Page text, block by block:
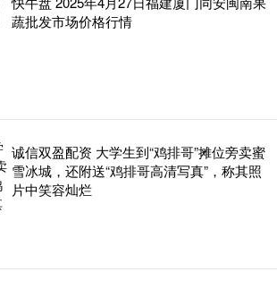
蔬批发市场价格行情
诚信双盈配资 大学生到“鸡排哥”摊位旁卖蜜
雪冰城，还附送“鸡排哥高清写真”，称其照
片中笑容灿烂